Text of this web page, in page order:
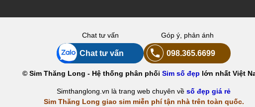
Chat tư vấn
Chat tư vấn
Góp ý, phản ánh
098.365.6699
© Sim Thăng Long - Hệ thống phân phối Sim số đẹp lớn nhất Việt
Simthanglong.vn là trang web chuyên về số đẹp giá rẻ
Sim Thăng Long giao sim miễn phí tận nhà trên toàn quốc.